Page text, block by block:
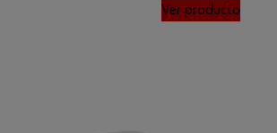
Ver producto